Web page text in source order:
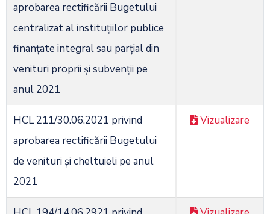
aprobarea rectificării Bugetului
centralizat al instituţiilor publice
finanţate integral sau parţial din
venituri proprii şi subvenţii pe
anul 2021
HCL 211/30.06.2021 privind
aprobarea rectificării Bugetului
de venituri şi cheltuieli pe anul
2021
Vizualizare